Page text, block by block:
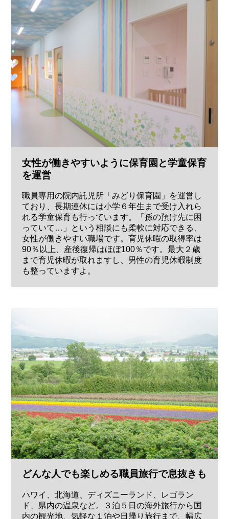
女性が働きやすいように保育園と学童保育
を運営
職員専用の院内託児所「みどり保育園」を運営し
ており、長期連休には小学６年生まで受け入れら
れる学童保育も行っています。「孫の預け先に困
っていて…」という相談にも柔軟に対応できる、
女性が働きやすい職場です。育児休暇の取得率は
90％以上、産後復帰はほぼ100％です。最大２歳
まで育児休暇が取れますし、男性の育児休暇制度
も整っていますよ。
どんな人でも楽しめる職員旅行で息抜きも
ハワイ、北海道、ディズニーランド、レゴラン
ド、県内の温泉など。３泊５日の海外旅行から国
内の観光地、気軽な１泊や日帰り旅行まで、幅広